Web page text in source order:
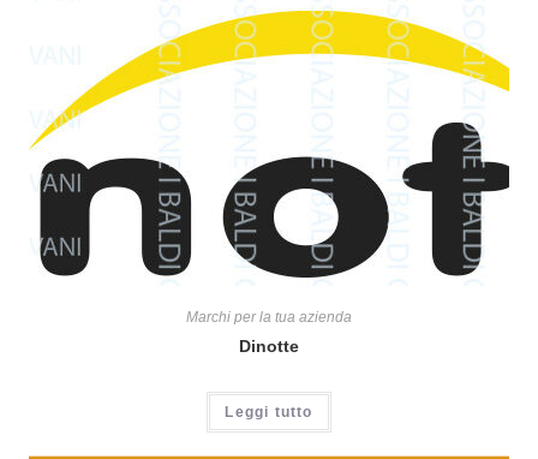
Marchi per la tua azienda
Dinotte
Leggi tutto